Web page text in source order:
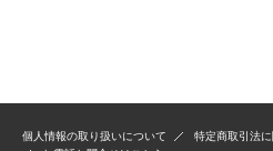
個人情報の取り扱いについて
特定商取引法